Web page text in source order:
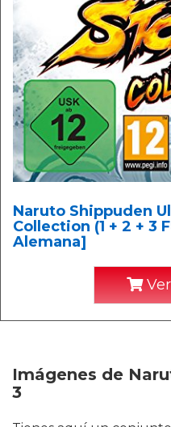
Naruto Shippuden
Collection (1 + 2 + 3
Alemana]
Imágenes de
3